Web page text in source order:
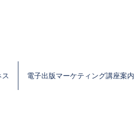
電子出版マーケティング講座案内